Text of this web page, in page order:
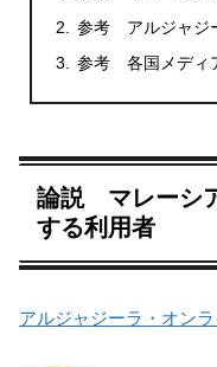
参考 アルジャジ
参考 各国メディ
論説 マレーシ
する利用者
アルジャジーラ・オン